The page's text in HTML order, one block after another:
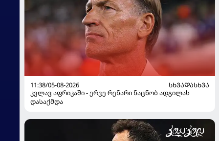
11:38/05-08-2026
ᲡᲮᲕᲐᲓᲐᲡᲮᲕᲐ
კვლავ აფრიკაში - ერვე რენარი ნაცნობ ადგილას
დასაქმდა